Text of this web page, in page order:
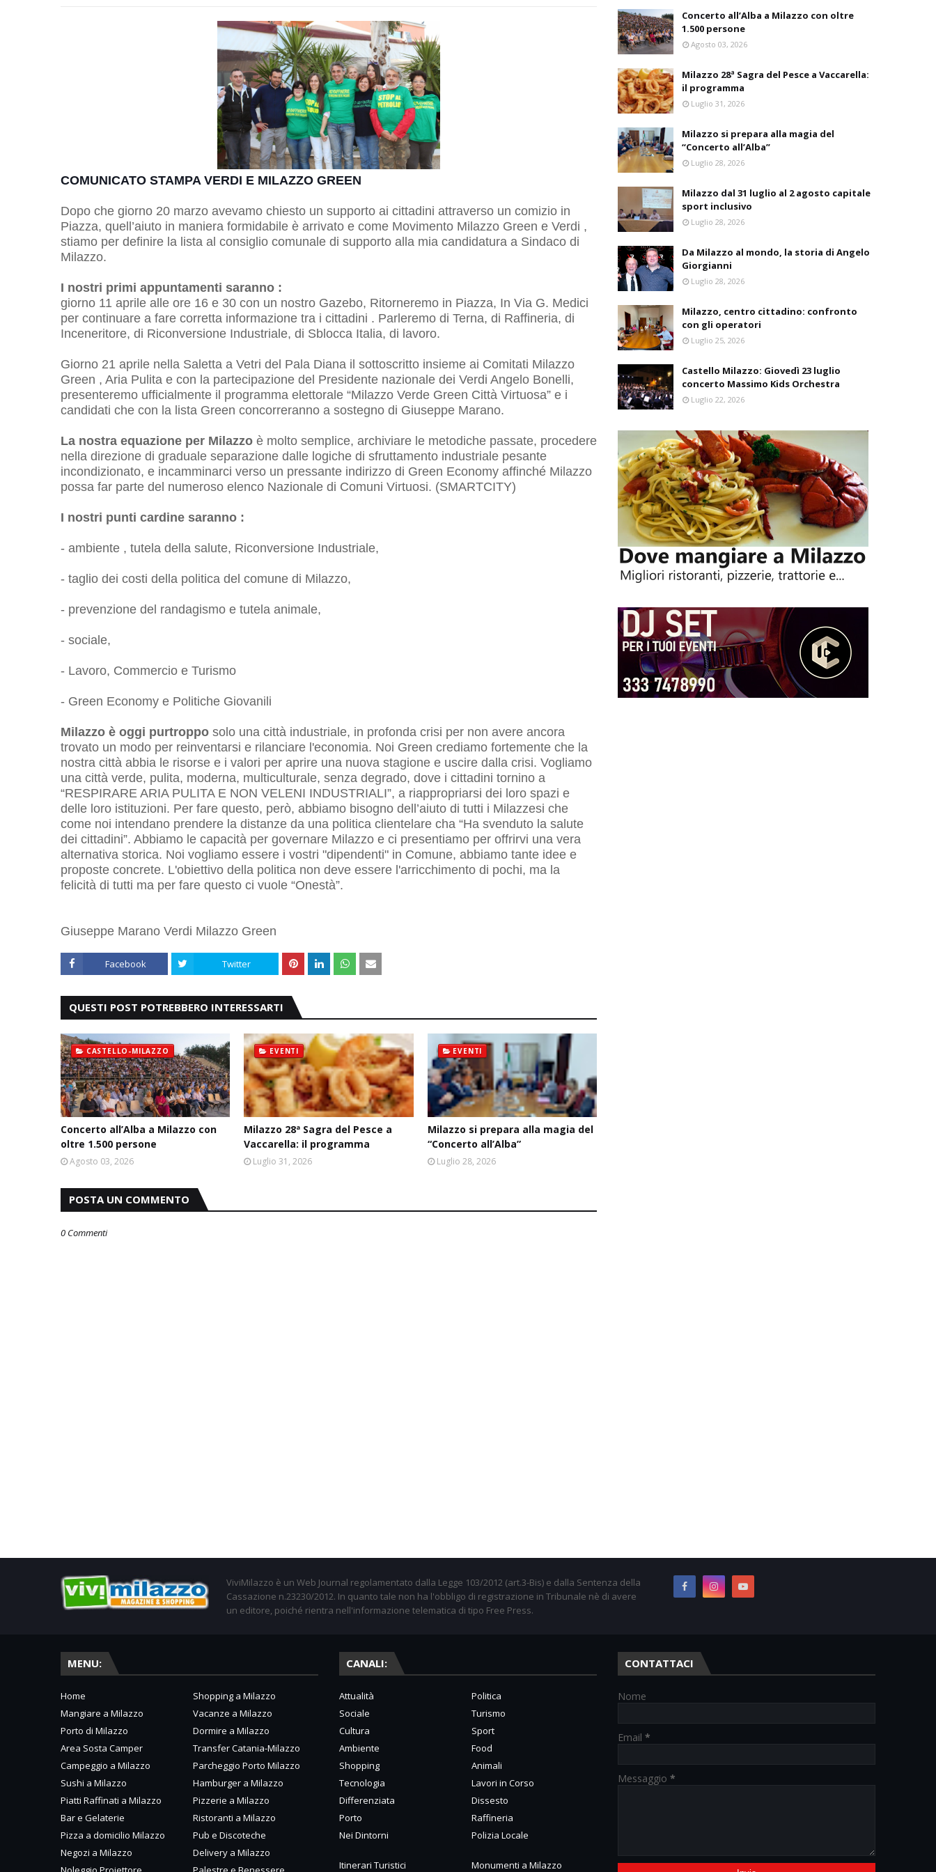
COMUNICATO STAMPA VERDI E MILAZZO GREEN
Dopo che giorno 20 marzo avevamo chiesto un supporto ai cittadini attraverso un comizio in
Piazza, quell’aiuto in maniera formidabile è arrivato e come Movimento Milazzo Green e Verdi ,
stiamo per definire la lista al consiglio comunale di supporto alla mia candidatura a Sindaco di
Milazzo.
I nostri primi appuntamenti saranno :
giorno 11 aprile alle ore 16 e 30 con un nostro Gazebo, Ritorneremo in Piazza, In Via G. Medici
per continuare a fare corretta informazione tra i cittadini . Parleremo di Terna, di Raffineria, di
Inceneritore, di Riconversione Industriale, di Sblocca Italia, di lavoro.
Giorno 21 aprile nella Saletta a Vetri del Pala Diana il sottoscritto insieme ai Comitati Milazzo
Green , Aria Pulita e con la partecipazione del Presidente nazionale dei Verdi Angelo Bonelli,
presenteremo ufficialmente il programma elettorale “Milazzo Verde Green Città Virtuosa” e i
candidati che con la lista Green concorreranno a sostegno di Giuseppe Marano.
La nostra equazione per Milazzo è molto semplice, archiviare le metodiche passate, procedere
nella direzione di graduale separazione dalle logiche di sfruttamento industriale pesante
incondizionato, e incamminarci verso un pressante indirizzo di Green Economy affinché Milazzo
possa far parte del numeroso elenco Nazionale di Comuni Virtuosi. (SMARTCITY)
I nostri punti cardine saranno :
- ambiente , tutela della salute, Riconversione Industriale,
- taglio dei costi della politica del comune di Milazzo,
- prevenzione del randagismo e tutela animale,
- sociale,
- Lavoro, Commercio e Turismo
- Green Economy e Politiche Giovanili
Milazzo è oggi purtroppo solo una città industriale, in profonda crisi per non avere ancora
trovato un modo per reinventarsi e rilanciare l'economia. Noi Green crediamo fortemente che la
nostra città abbia le risorse e i valori per aprire una nuova stagione e uscire dalla crisi. Vogliamo
una città verde, pulita, moderna, multiculturale, senza degrado, dove i cittadini tornino a
“RESPIRARE ARIA PULITA E NON VELENI INDUSTRIALI”, a riappropriarsi dei loro spazi e
delle loro istituzioni. Per fare questo, però, abbiamo bisogno dell’aiuto di tutti i Milazzesi che
come noi intendano prendere la distanze da una politica clientelare cha “Ha svenduto la salute
dei cittadini”. Abbiamo le capacità per governare Milazzo e ci presentiamo per offrirvi una vera
alternativa storica. Noi vogliamo essere i vostri "dipendenti" in Comune, abbiamo tante idee e
proposte concrete. L'obiettivo della politica non deve essere l'arricchimento di pochi, ma la
felicità di tutti ma per fare questo ci vuole “Onestà”.
Giuseppe Marano Verdi Milazzo Green
Facebook Twitter
QUESTI POST POTREBBERO INTERESSARTI
CASTELLO-MILAZZO
Concerto all’Alba a Milazzo con
oltre 1.500 persone
Agosto 03, 2026
EVENTI
Milazzo 28ª Sagra del Pesce a
Vaccarella: il programma
Luglio 31, 2026
EVENTI
Milazzo si prepara alla magia del
“Concerto all’Alba”
Luglio 28, 2026
POSTA UN COMMENTO
0 Commenti
Concerto all’Alba a Milazzo con oltre
1.500 persone
Agosto 03, 2026
Milazzo 28ª Sagra del Pesce a Vaccarella:
il programma
Luglio 31, 2026
Milazzo si prepara alla magia del
“Concerto all’Alba”
Luglio 28, 2026
Milazzo dal 31 luglio al 2 agosto capitale
sport inclusivo
Luglio 28, 2026
Da Milazzo al mondo, la storia di Angelo
Giorgianni
Luglio 28, 2026
Milazzo, centro cittadino: confronto
con gli operatori
Luglio 25, 2026
Castello Milazzo: Giovedì 23 luglio
concerto Massimo Kids Orchestra
Luglio 22, 2026
ViviMilazzo è un Web Journal regolamentato dalla Legge 103/2012 (art.3-Bis) e dalla Sentenza della
Cassazione n.23230/2012. In quanto tale non ha l'obbligo di registrazione in Tribunale nè di avere
un editore, poiché rientra nell'informazione telematica di tipo Free Press.
MENU:
Home
Shopping a Milazzo
Mangiare a Milazzo
Vacanze a Milazzo
Porto di Milazzo
Dormire a Milazzo
Area Sosta Camper
Transfer Catania-Milazzo
Campeggio a Milazzo
Parcheggio Porto Milazzo
Sushi a Milazzo
Hamburger a Milazzo
Piatti Raffinati a Milazzo
Pizzerie a Milazzo
Bar e Gelaterie
Ristoranti a Milazzo
Pizza a domicilio Milazzo
Pub e Discoteche
Negozi a Milazzo
Delivery a Milazzo
CANALI:
Attualità
Politica
Sociale
Turismo
Cultura
Sport
Ambiente
Food
Shopping
Animali
Tecnologia
Lavori in Corso
Differenziata
Dissesto
Porto
Raffineria
Nei Dintorni
Polizia Locale
Itinerari Turistici Monumenti a Milazzo
CONTATTACI
Nome
Email *
Messaggio *